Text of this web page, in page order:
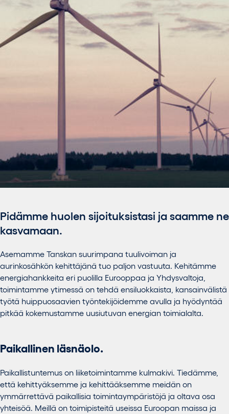
Pidämme huolen sijoituksistasi ja saamme ne
kasvamaan.
Asemamme Tanskan suurimpana tuulivoiman ja
aurinkosähkön kehittäjänä tuo paljon vastuuta. Kehitämme ​​
energiahankkeita eri puolilla Eurooppaa ja Yhdysvaltoja,
toimintamme ytimessä on tehdä ensiluokkaista, kansainvälistä
työtä huippuosaavien työntekijöidemme avulla ja hyödyntää
pitkää kokemustamme uusiutuvan energian toimialalta.
Paikallinen läsnäolo.
Paikallistuntemus on liiketoimintamme kulmakivi. Tiedämme,
että kehittyäksemme ja kehittääksemme meidän on
ymmärrettävä paikallisia toimintaympäristöjä ja oltava osa
yhteisöä. Meillä on toimipisteitä useissa Euroopan maissa ja